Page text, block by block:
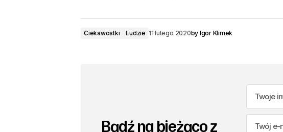
Ciekawostki Ludzie 11 lutego 2020by Igor Klimek
Bądź na bieżąco z